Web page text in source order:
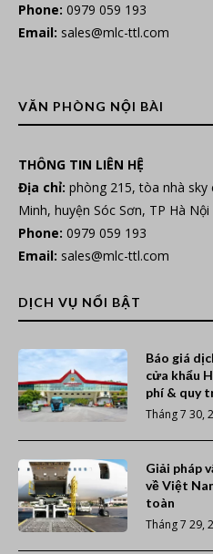
Phone: 0979 059 193
Email: sales@mlc-ttl.com
VĂN PHÒNG NỘI BÀI
THÔNG TIN LIÊN HỆ
Địa chỉ: phòng 215, tòa nhà sky
Minh, huyện Sóc Sơn, TP Hà Nội
Phone: 0979 059 193
Email: sales@mlc-ttl.com
DỊCH VỤ NỔI BẬT
Báo giá
cửa khẩu
phí & quy
Tháng 7 30,
Giải pháp
về Việt
toàn
Tháng 7 29,